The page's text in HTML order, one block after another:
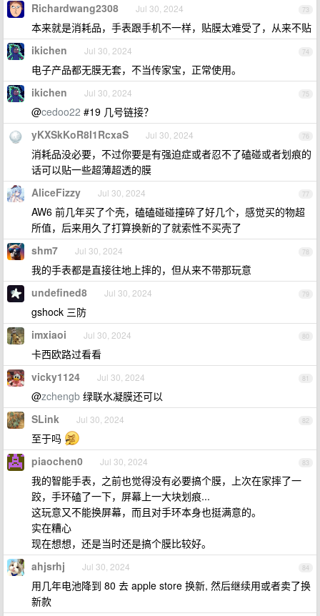
73
Richardwang2308 Jul 30, 2024
本来就是消耗品，手表跟手机不一样，贴膜太难受了，从来不贴
74
ikichen Jul 30, 2024
电子产品都无膜无套，不当传家宝，正常使用。
75
ikichen Jul 30, 2024
@cedoo22 #19 几号链接？
76
yKXSkKoR8I1RcxaS Jul 30, 2024
消耗品没必要，不过你要是有强迫症或者忍不了磕碰或者划痕的
话可以贴一些超薄超透的膜
77
AliceFizzy Jul 30, 2024
AW6 前几年买了个壳，磕磕碰碰撞碎了好几个，感觉买的物超
所值，后来用久了打算换新的了就索性不买壳了
78
shm7 Jul 30, 2024
我的手表都是直接往地上摔的，但从来不带那玩意
79
undefined8 Jul 30, 2024
gshock 三防
80
imxiaoi Jul 30, 2024
卡西欧路过看看
81
vicky1124 Jul 30, 2024
@zchengb 绿联水凝膜还可以
82
SLink Jul 30, 2024
至于吗
83
piaochen0 Jul 30, 2024
我的智能手表，之前也觉得没有必要搞个膜，上次在家摔了一
跤，手环磕了一下，屏幕上一大块划痕...
这玩意又不能换屏幕，而且对手环本身也挺满意的。
实在糟心
现在想想，还是当时还是搞个膜比较好。
84
ahjsrhj Jul 30, 2024
用几年电池降到 80 去 apple store 换新, 然后继续用或者卖了换
新款